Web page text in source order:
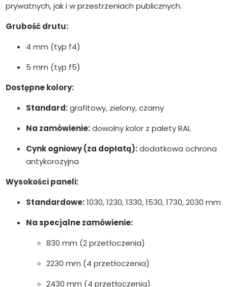
prywatnych, jak i w przestrzeniach publicznych.
Grubość drutu:
4 mm (typ f4)
5 mm (typ f5)
Dostępne kolory:
Standard:grafitowy, zielony, czarny
Na zamówienie:dowolny kolor z palety RAL
Cynk ogniowy (za dopłatą):dodatkowa ochrona
antykorozyjna
Wysokości paneli:
Standardowe:1030, 1230, 1330, 1530, 1730, 2030 mm
Na specjalne zamówienie:
830 mm (2 przetłoczenia)
2230 mm (4 przetłoczenia)
2430 mm (4 przetłoczenia)